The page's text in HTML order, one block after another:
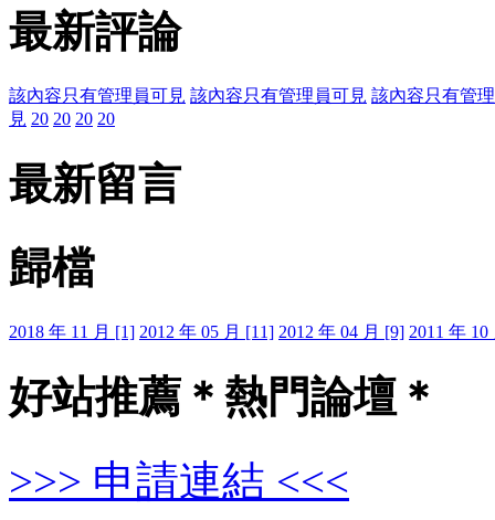
最新評論
該內容只有管理員可見 該內容只有管理員可見 該內容只有管
見 20 20 20 20
最新留言
歸檔
2018 年 11 月 [1] 2012 年 05 月 [11] 2012 年 04 月 [9] 2011 年 10
好站推薦＊熱門論壇＊
>>> 申請連結 <<<